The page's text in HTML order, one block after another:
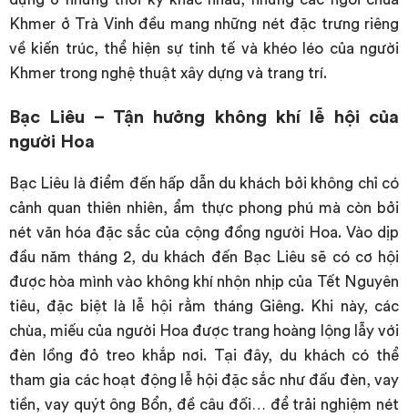
Khmer ở Trà Vinh đều mang những nét đặc trưng riêng
về kiến trúc, thể hiện sự tinh tế và khéo léo của người
Khmer trong nghệ thuật xây dựng và trang trí.
Bạc Liêu – Tận hưởng không khí lễ hội của
người Hoa
Bạc Liêu là điểm đến hấp dẫn du khách bởi không chỉ có
cảnh quan thiên nhiên, ẩm thực phong phú mà còn bởi
nét văn hóa đặc sắc của cộng đồng người Hoa. Vào dịp
đầu năm tháng 2, du khách đến Bạc Liêu sẽ có cơ hội
được hòa mình vào không khí nhộn nhịp của Tết Nguyên
tiêu, đặc biệt là lễ hội rằm tháng Giêng. Khi này, các
chùa, miếu của người Hoa được trang hoàng lộng lẫy với
đèn lồng đỏ treo khắp nơi. Tại đây, du khách có thể
tham gia các hoạt động lễ hội đặc sắc như đấu đèn, vay
tiền, vay quýt ông Bổn, đề câu đối… để trải nghiệm nét